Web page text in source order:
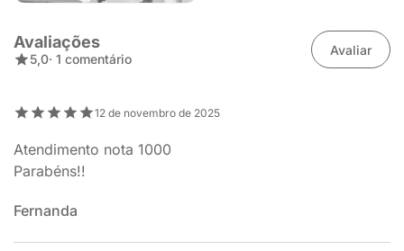
Avaliações
5,0· 1 comentário
Avaliar
12 de novembro de 2025
Atendimento nota 1000
Parabéns!!
Fernanda